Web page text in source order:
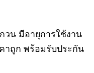
วน มีอายุการใช้งาน
าถูก พร้อมรับประกัน